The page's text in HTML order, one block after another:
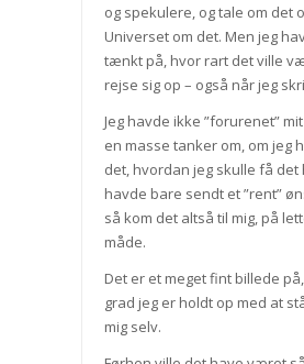
og spekulere, og tale om det
Universet om det. Men jeg
tænkt på, hvor rart det ville
rejse sig op – også når jeg
Jeg havde ikke ”forurenet”
en masse tanker om, om jeg
det, hvordan jeg skulle få det
havde bare sendt et ”rent”
så kom det altså til mig, på
måde.
Det er et meget fint billede
grad jeg er holdt op med at
mig selv.